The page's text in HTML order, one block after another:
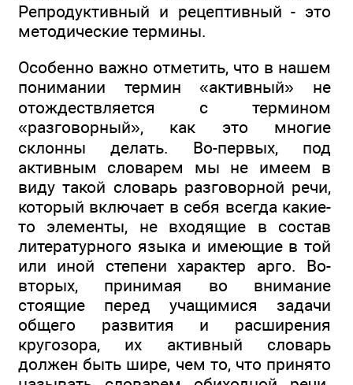
Репродуктивный и рецептивный - это
методические термины.
Особенно важно отметить, что в нашем
понимании термин «активный» не
отождествляется с термином
«разговорный», как это многие
склонны делать. Во-первых, под
активным словарем мы не имеем в
виду такой словарь разговорной речи,
который включает в себя всегда какие-
то элементы, не входящие в состав
литературного языка и имеющие в той
или иной степени характер арго. Во-
вторых, принимая во внимание
стоящие перед учащимися задачи
общего развития и расширения
кругозора, их активный словарь
должен быть шире, чем то, что принято